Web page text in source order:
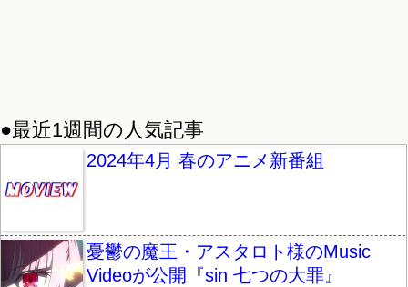
●最近1週間の人気記事
2024年4月 春のアニメ新番組
憂鬱の魔王・アスタロト様のMusic
Videoが公開『sin 七つの大罪』